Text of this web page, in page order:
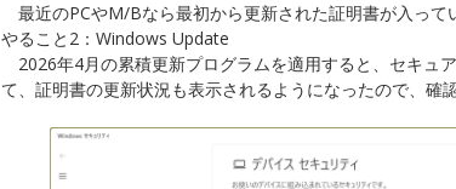
最近のPCやM/Bなら最初から更新された証明書が入って
やること2：Windows Update
2026年4月の累積更新プログラムを適用すると、セキュ
て、証明書の更新状況も表示されるようになったので、確